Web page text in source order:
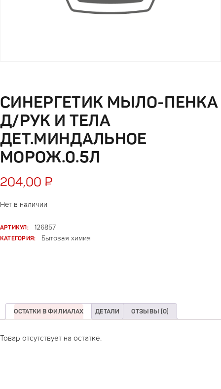
СИНЕРГЕТИК МЫЛО-ПЕНКА
Д/РУК И ТЕЛА
ДЕТ.МИНДАЛЬНОЕ
МОРОЖ.0.5Л
204,00 ₽
Нет в наличии
АРТИКУЛ:
126857
КАТЕГОРИЯ:
Бытовая химия
ОСТАТКИ В ФИЛИАЛАХ ДЕТАЛИ ОТЗЫВЫ (0)
Товар отсутствует на остатке.